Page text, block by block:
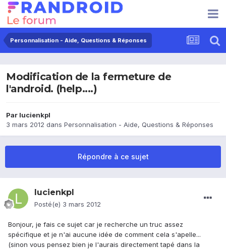
Personnalisation - Aide, Questions & Réponses
Modification de la fermeture de
l'android. (help....)
Par lucienkpl
3 mars 2012 dans Personnalisation - Aide, Questions & Réponses
Répondre à ce sujet
lucienkpl
Posté(e) 3 mars 2012
Bonjour, je fais ce sujet car je recherche un truc assez
spécifique et je n'ai aucune idée de comment cela s'apelle...
(sinon vous pensez bien je l'aurais directement tapé dans la